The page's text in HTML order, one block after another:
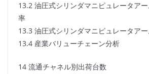
13.2 油圧式シリンダマニピュレータア
率
13.3 油圧式シリンダマニピュレータア
13.4 産業バリューチェーン分析
14 流通チャネル別出荷台数